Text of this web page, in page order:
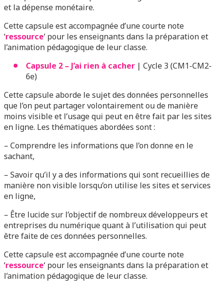
et la dépense monétaire.
Cette capsule est accompagnée d’une courte note
‘ressource‘ pour les enseignants dans la préparation et
l’animation pédagogique de leur classe.
Capsule 2 – J’ai rien à cacher | Cycle 3 (CM1-CM2-
6e)
Cette capsule aborde le sujet des données personnelles
que l’on peut partager volontairement ou de manière
moins visible et l’usage qui peut en être fait par les sites
en ligne. Les thématiques abordées sont :
– Comprendre les informations que l’on donne en le
sachant,
– Savoir qu’il y a des informations qui sont recueillies de
manière non visible lorsqu’on utilise les sites et services
en ligne,
– Être lucide sur l’objectif de nombreux développeurs et
entreprises du numérique quant à l’utilisation qui peut
être faite de ces données personnelles.
Cette capsule est accompagnée d’une courte note
‘ressource‘ pour les enseignants dans la préparation et
l’animation pédagogique de leur classe.